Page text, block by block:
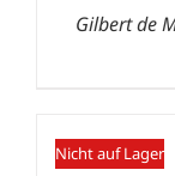
Gilbert de
Nicht auf Lager